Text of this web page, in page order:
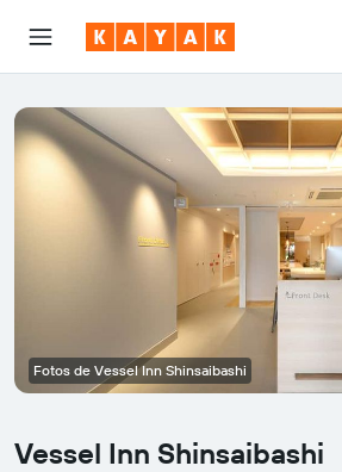
Vessel Inn Shinsaibashi
Fotos de Vessel Inn Shinsaibashi